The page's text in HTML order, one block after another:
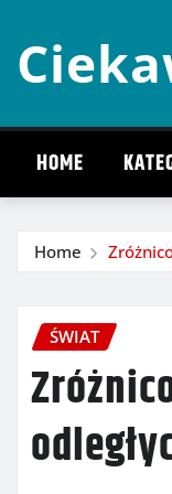
content
HOME
Home
ŚWIAT